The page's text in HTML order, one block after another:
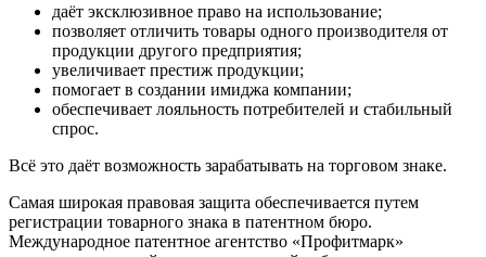
даёт эксклюзивное право на использование;
позволяет отличить товары одного производителя от
продукции другого предприятия;
увеличивает престиж продукции;
помогает в создании имиджа компании;
обеспечивает лояльность потребителей и стабильный
спрос.
Всё это даёт возможность зарабатывать на торговом знаке.
Самая широкая правовая защита обеспечивается путем
регистрации товарного знака в патентном бюро.
Международное патентное агентство «Профитмарк»